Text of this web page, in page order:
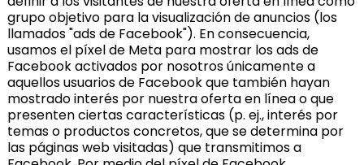
grupo objetivo para la visualización de anuncios (los
llamados "ads de Facebook"). En consecuencia,
usamos el píxel de Meta para mostrar los ads de
Facebook activados por nosotros únicamente a
aquellos usuarios de Facebook que también hayan
mostrado interés por nuestra oferta en línea o que
presenten ciertas características (p. ej., interés por
temas o productos concretos, que se determina por
las páginas web visitadas) que transmitimos a